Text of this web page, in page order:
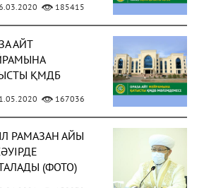
ЖӘНЕ БЕС
НАМАЗ ОҚУҒА
ПӘТУА
185415
АЙТ
ҚМДБ
167036
РАМАЗАН АЙЫ
(ФОТО)